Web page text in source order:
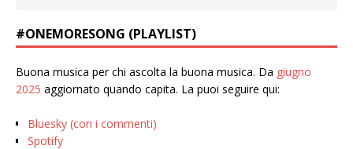
#ONEMORESONG (PLAYLIST)
Buona musica per chi ascolta la buona musica. Da giugno
2025 aggiornato quando capita. La puoi seguire qui:
Bluesky (con i commenti)
Spotify